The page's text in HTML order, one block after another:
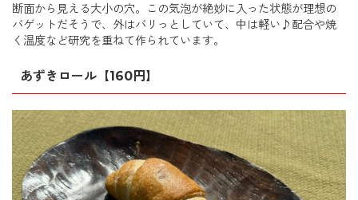
断面から見える大小の穴。この気泡が絶妙に入った状態が理想の
バゲットだそうで、外はバリっとしていて、中は軽い♪配合や焼
く温度など研究を重ねて作られています。
あずきロール【160円】